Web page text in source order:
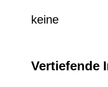
keine
Vertiefende